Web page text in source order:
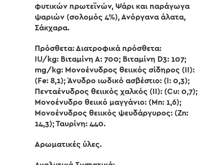
φυτικών πρωτεϊνών, Ψάρι και παράγωγα
ψαριών (σολομός 4%), Ανόργανα άλατα,
Σάκχαρα.
Πρόσθετα: Διατροφικά πρόσθετα:
IU/kg: Βιταμίνη Α: 700; Βιταμίνη D3: 107;
mg/kg: Μονοένυδρος θειικός σίδηρος (II):
(Fe: 8,1); Άνυδρο ιωδικό ασβέστιο: (I: 0,3);
Πενταένυδρος θειικός χαλκός (II): (Cu: 0,7);
Μονοένυδρο θειικό μαγγάνιο: (Mn: 1,6);
Μονοένυδρος θειικός ψευδάργυρος: (Zn:
14,3); Ταυρίνη: 440.
Αρωματικές ύλες.